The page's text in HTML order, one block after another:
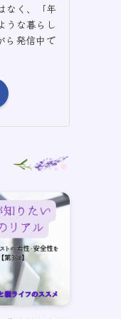
なく、「年
うな暮らし
ら発信中で